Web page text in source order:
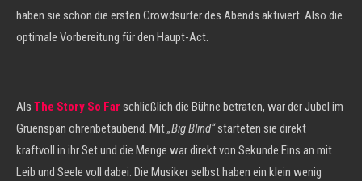
haben sie schon die ersten Crowdsurfer des Abends aktiviert. Also die
optimale Vorbereitung für den Haupt-Act.
Als The Story So Far schließlich die Bühne betraten, war der Jubel im
Gruenspan ohrenbetäubend. Mit„Big Blind“starteten sie direkt
kraftvoll in ihr Set und die Menge war direkt von Sekunde Eins an mit
Leib und Seele voll dabei. Die Musiker selbst haben ein klein wenig